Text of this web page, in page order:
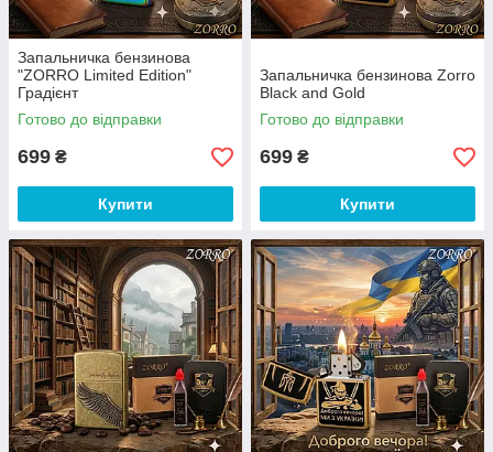
Запальничка бензинова
"ZORRO Limited Edition"
Градієнт
Готово до відправки
699 ₴
Купити
Запальничка бензинова Zorro
Black and Gold
Готово до відправки
699 ₴
Купити